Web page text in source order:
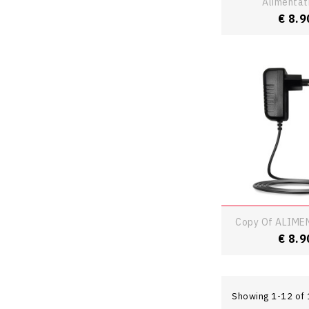
Price
€
Copy Of
Price
€
Showing 1-12 of